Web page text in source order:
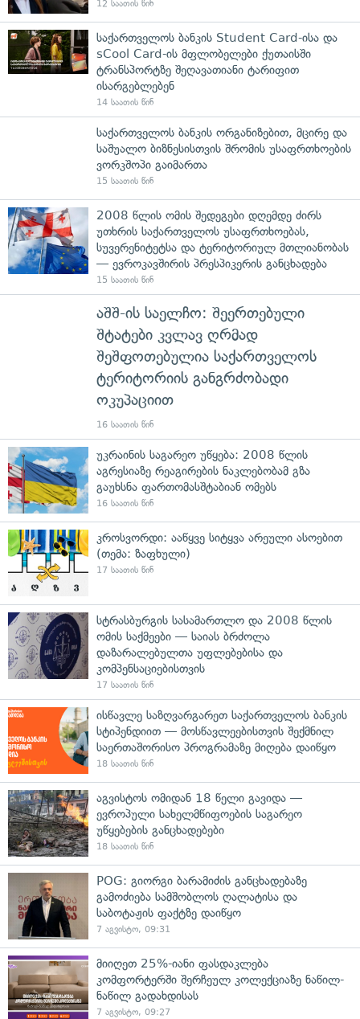
12 საათის წინ
საქართველოს ბანკის Student Card-ისა და
sCool Card-ის მფლობელები ქუთაისში
ტრანსპორტზე შეღავათიანი ტარიფით
ისარგებლებენ
14 საათის წინ
საქართველოს ბანკის ორგანიზებით, მცირე და
საშუალო ბიზნესისთვის შრომის უსაფრთხოების
ვორკშოპი გაიმართა
15 საათის წინ
2008 წლის ომის შედეგები დღემდე ძირს
უთხრის საქართველოს უსაფრთხოებას,
სუვერენიტეტსა და ტერიტორიულ მთლიანობას
— ევროკავშირის პრესპიკერის განცხადება
15 საათის წინ
აშშ-ის საელჩო: შეერთებული
შტატები კვლავ ღრმად
შეშფოთებულია საქართველოს
ტერიტორიის განგრძობადი
ოკუპაციით
16 საათის წინ
უკრაინის საგარეო უწყება: 2008 წლის
აგრესიაზე რეაგირების ნაკლებობამ გზა
გაუხსნა ფართომასშტაბიან ომებს
16 საათის წინ
კროსვორდი: ააწყვე სიტყვა არეული ასოებით
(თემა: ზაფხული)
17 საათის წინ
სტრასბურგის სასამართლო და 2008 წლის
ომის საქმეები — საიას ბრძოლა
დაზარალებულთა უფლებებისა და
კომპენსაციებისთვის
17 საათის წინ
ისწავლე საზღვარგარეთ საქართველოს ბანკის
სტიპენდიით — მოსწავლეებისთვის შექმნილ
საერთაშორისო პროგრამაზე მიღება დაიწყო
18 საათის წინ
აგვისტოს ომიდან 18 წელი გავიდა —
ევროპული სახელმწიფოების საგარეო
უწყებების განცხადებები
18 საათის წინ
POG: გიორგი ბარამიძის განცხადებაზე
გამოძიება სამშობლოს ღალატისა და
საბოტაჟის ფაქტზე დაიწყო
7 აგვისტო, 09:31
მიიღეთ 25%-იანი ფასდაკლება
კომფორტერში შერჩეულ კოლექციაზე ნაწილ-
ნაწილ გადახდისას
7 აგვისტო, 09:27